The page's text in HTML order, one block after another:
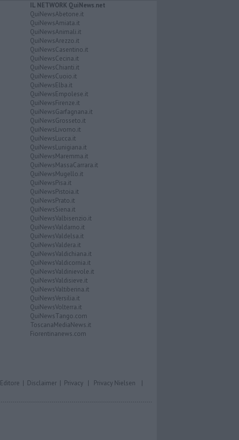
IL NETWORK QuiNews.net
QuiNewsAbetone.it
QuiNewsAmiata.it
QuiNewsAnimali.it
QuiNewsArezzo.it
QuiNewsCasentino.it
QuiNewsCecina.it
QuiNewsChianti.it
QuiNewsCuoio.it
QuiNewsElba.it
QuiNewsEmpolese.it
QuiNewsFirenze.it
QuiNewsGarfagnana.it
QuiNewsGrosseto.it
QuiNewsLivorno.it
QuiNewsLucca.it
QuiNewsLunigiana.it
QuiNewsMaremma.it
QuiNewsMassaCarrara.it
QuiNewsMugello.it
QuiNewsPisa.it
QuiNewsPistoia.it
QuiNewsPrato.it
QuiNewsSiena.it
QuiNewsValbisenzio.it
QuiNewsValdarno.it
QuiNewsValdelsa.it
QuiNewsValdera.it
QuiNewsValdichiana.it
QuiNewsValdicornia.it
QuiNewsValdinievole.it
QuiNewsValdisieve.it
QuiNewsValtiberina.it
QuiNewsVersilia.it
QuiNewsVolterra.it
QuiNewsTango.com
ToscanaMediaNews.it
Fiorentinanews.com
Editore | Disclaimer | Privacy | Privacy Nielsen |